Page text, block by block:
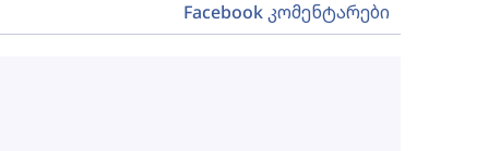
Facebook კომენტარები